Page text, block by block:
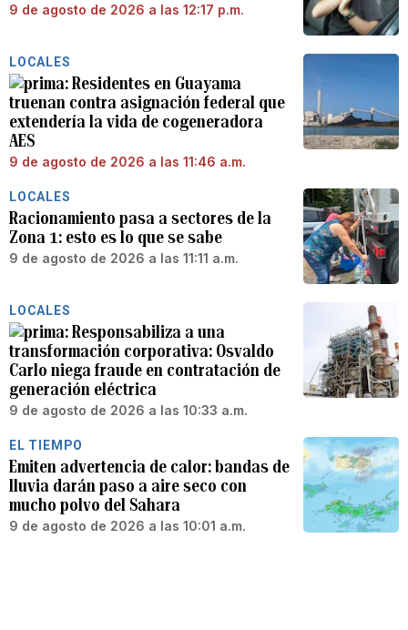
9 de agosto de 2026 a las 12:17 p.m.
LOCALES
Residentes en Guayama
truenan contra asignación federal que
extendería la vida de cogeneradora
AES
9 de agosto de 2026 a las 11:46 a.m.
LOCALES
Racionamiento pasa a sectores de la
Zona 1: esto es lo que se sabe
9 de agosto de 2026 a las 11:11 a.m.
LOCALES
Responsabiliza a una
transformación corporativa: Osvaldo
Carlo niega fraude en contratación de
generación eléctrica
9 de agosto de 2026 a las 10:33 a.m.
EL TIEMPO
Emiten advertencia de calor: bandas de
lluvia darán paso a aire seco con
mucho polvo del Sahara
9 de agosto de 2026 a las 10:01 a.m.